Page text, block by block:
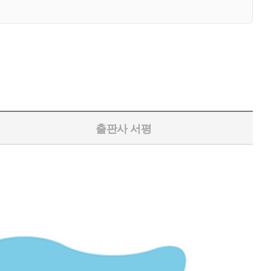
출판사 서평